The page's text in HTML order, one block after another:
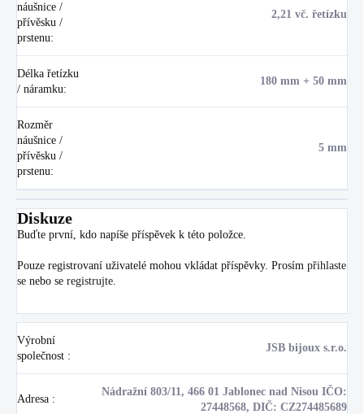
náušnice /
přívěsku /
prstenu:
2,21 vč. řetízku
Délka řetízku
/ náramku:
180 mm + 50 mm
Rozměr
náušnice /
přívěsku /
prstenu:
5 mm
Diskuze
Buďte první, kdo napíše příspěvek k této položce.
Pouze registrovaní uživatelé mohou vkládat příspěvky. Prosím přihlaste
se nebo se registrujte
Výrobní
společnost :
JSB bijoux s.r.o.
Adresa :
Nádražní 803/11, 466 01 Jablonec nad Nisou IČO:
27448568, DIČ: CZ274485689